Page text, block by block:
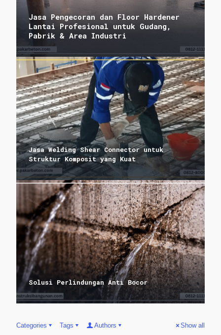
Jasa Pengecoran dan Floor Hardener
Lantai Profesional untuk Gudang,
Pabrik & Area Industri
Jasa Welding Shear Connector untuk
Struktur Komposit yang Kuat
Solusi Perlindungan Anti Bocor
Categories Tags Authors Show all